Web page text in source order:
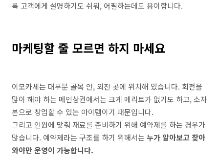
록 고객에게 설명하기도 쉬워, 어필하는데도 용이합니다.
마케팅할 줄 모르면 하지 마세요
이모카세는 대부분 골목 안, 외진 곳에 위치해 있습니다. 회전을
많이 해야 하는 메인상권에서는 크게 메리트가 없기도 하고, 소자
본으로 창업할 수 있는 아이템이기 때문입니다.
그리고 인원에 맞춰 재료를 준비하기 위해 예약제를 하는 경우가
많습니다. 예약제라는 구조를 하기 위해서는 누가 알아보고 찾아
와야만 운영이 가능합니다.